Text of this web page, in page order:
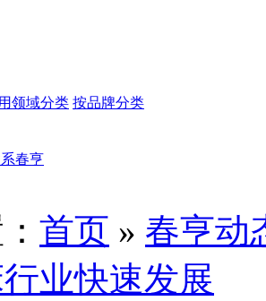
领域分类 按品牌分类
春亨
首页 » 春亨动
业快速发展